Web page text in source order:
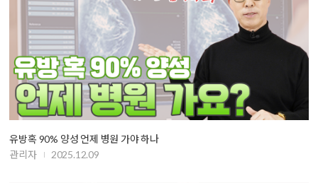
유방혹 90% 양성 언제 병원 가야 하나
관리자
2025.12.09